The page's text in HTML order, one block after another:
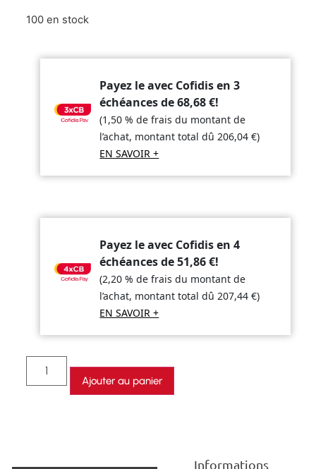
100 en stock
Payez le avec Cofidis en 3
échéances de68,68€!
(1,50 % de frais du montant de
l’achat, montant total dû206,04€)
EN SAVOIR +
Payez le avec Cofidis en 4
échéances de51,86€!
(2,20 % de frais du montant de
l’achat, montant total dû207,44€)
EN SAVOIR +
Ajouter au panier
Informations